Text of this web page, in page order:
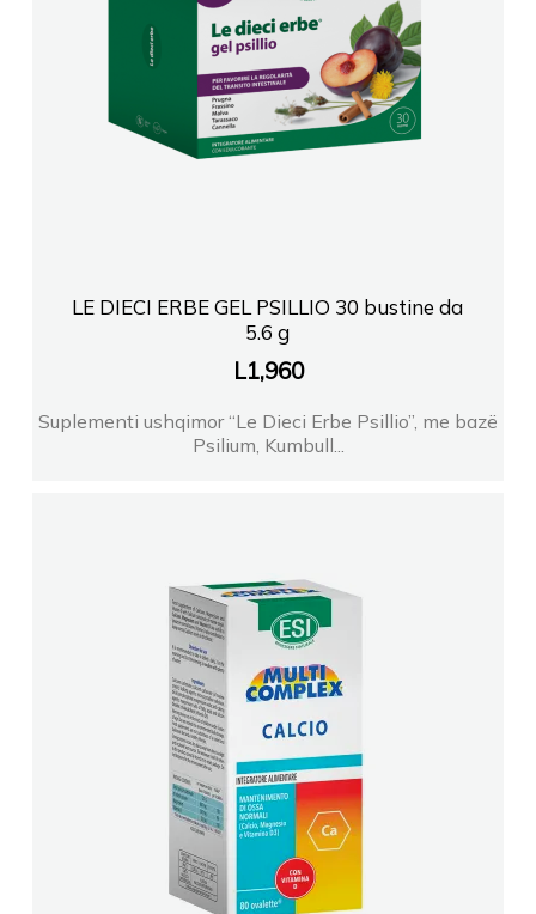
LE DIECI ERBE GEL PSILLIO 30 bustine da
5.6 g
L1,960
Suplementi ushqimor “Le Dieci Erbe Psillio”, me bazë
Psilium, Kumbull...